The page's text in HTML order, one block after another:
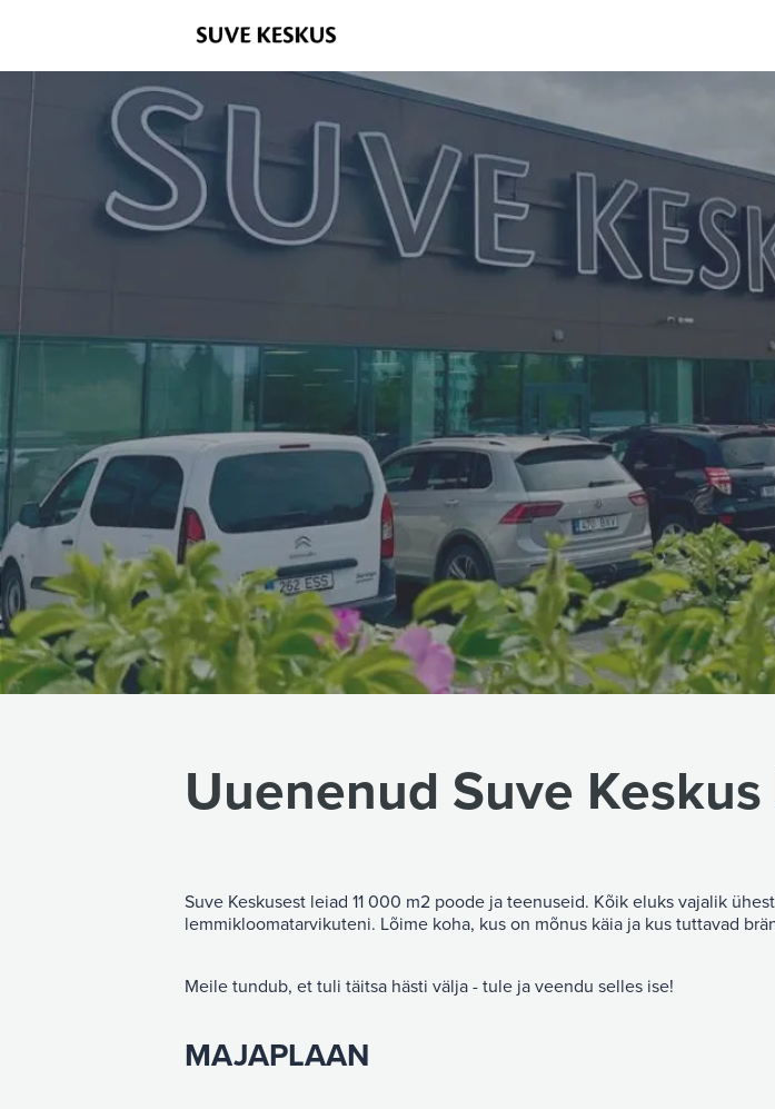
Uuenenud Suve
Suve Keskusest leiad 11 000 m2 poode ja teenuseid. Kõik eluks vajalik
lemmikloomatarvikuteni. Lõime koha, kus on mõnus käia ja kus tuttavad
Meile tundub, et tuli täitsa hästi välja - tule ja veendu selles ise!
MAJAPLAAN